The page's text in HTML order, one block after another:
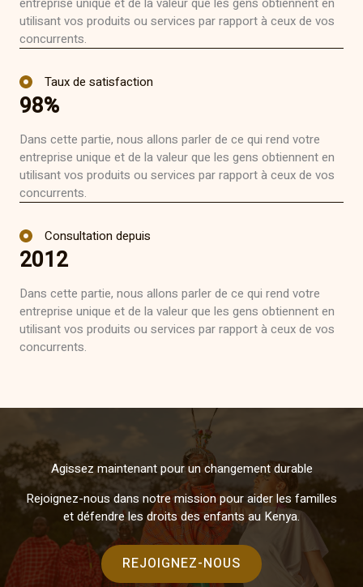
utilisant vos produits ou services par rapport à ceux de vos
concurrents.
Taux de satisfaction
98%
Dans cette partie, nous allons parler de ce qui rend votre
entreprise unique et de la valeur que les gens obtiennent en
utilisant vos produits ou services par rapport à ceux de vos
concurrents.
Consultation depuis
2012
Dans cette partie, nous allons parler de ce qui rend votre
entreprise unique et de la valeur que les gens obtiennent en
utilisant vos produits ou services par rapport à ceux de vos
concurrents.
Agissez maintenant pour un changement durable
Rejoignez-nous dans notre mission pour aider les familles
et défendre les droits des enfants au Kenya.
REJOIGNEZ-NOUS